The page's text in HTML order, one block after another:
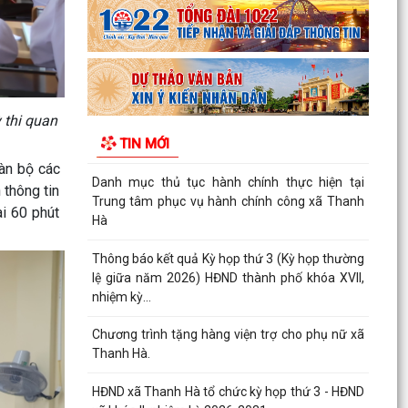
thi quan
bộ các
thông tin
60 phút
TIN MỚI
đất...
Hải Phòng giảm thời gian giải quyết từ 50% trở
lên hơn 1.900 thủ tục hành chính
Lịch làm việc của Thường trực HĐND xã và Lãnh
07/8/2026
Danh mục thủ tục hành chính thực hiện tại
Trung tâm phục vụ hành chính công xã Thanh
Hà
Thông báo kết quả Kỳ họp thứ 3 (Kỳ họp thường
lệ giữa năm 2026) HĐND thành phố khóa XVII,
nhiệm kỳ...
Chương trình tặng hàng viện trợ cho phụ nữ xã
Thanh Hà.
HĐND xã Thanh Hà tổ chức kỳ họp thứ 3 - HĐND